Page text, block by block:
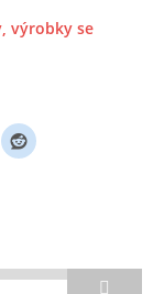
výrobky se